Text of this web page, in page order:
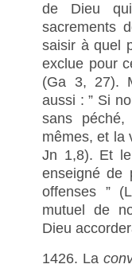
de Dieu
sacrements
saisir à quel
exclue pour
(Ga 3, 27).
aussi : ” Si
sans
mêmes, et la
Jn 1,8). Et
enseigné de
offenses ”
mutuel de
Dieu
1426. La